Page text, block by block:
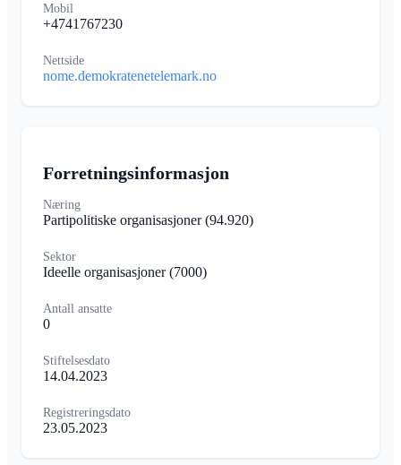
Mobil
+4741767230
Nettside
nome.demokratenetelemark.no
Forretningsinformasjon
Næring
Partipolitiske organisasjoner(94.920)
Sektor
Ideelle organisasjoner(7000)
Antall ansatte
0
Stiftelsesdato
14.04.2023
Registreringsdato
23.05.2023